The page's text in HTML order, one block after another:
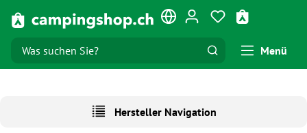
Zum Hauptinhalt springen Du hast 0
Menü
Hersteller Navigation